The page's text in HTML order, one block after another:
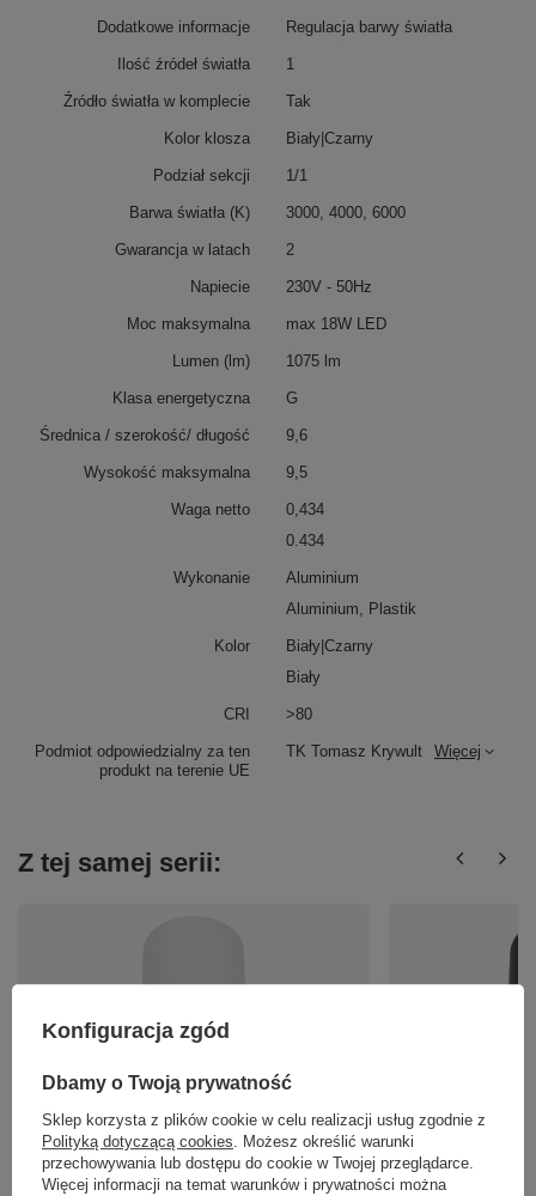
Podmiot odpowiedzialny za ten
produkt na terenie UE
TK Tomasz Krywult Więcej
Dodatkowe informacje Regulacja barwy światła
Ilość źródeł światła 1
Źródło światła w komplecie Tak
Kolor klosza Biały|Czarny
Podział sekcji 1/1
Barwa światła (K) 3000, 4000, 6000
Gwarancja w latach 2
Napiecie 230V - 50Hz
Moc maksymalna max 18W LED
Lumen (lm) 1075 lm
Klasa energetyczna G
Średnica / szerokość/ długość 9,6
Wysokość maksymalna 9,5
Waga netto
0,434
0.434
Wykonanie
Aluminium
Aluminium, Plastik
Kolor
Biały|Czarny
Biały
CRI >80
Z tej samej serii:
światła BLAZE WHITE CCT 12W Tk Lighting 18157
103,00 zł
wybór barwy światła
Lighting 18162
213,00 zł
Konfiguracja zgód
Dbamy o Twoją prywatność
Sklep korzysta z plików cookie w celu realizacji usług zgodnie z
Polityką dotyczącą cookies. Możesz określić warunki
przechowywania lub dostępu do cookie w Twojej przeglądarce.
Więcej informacji na temat warunków i prywatności można